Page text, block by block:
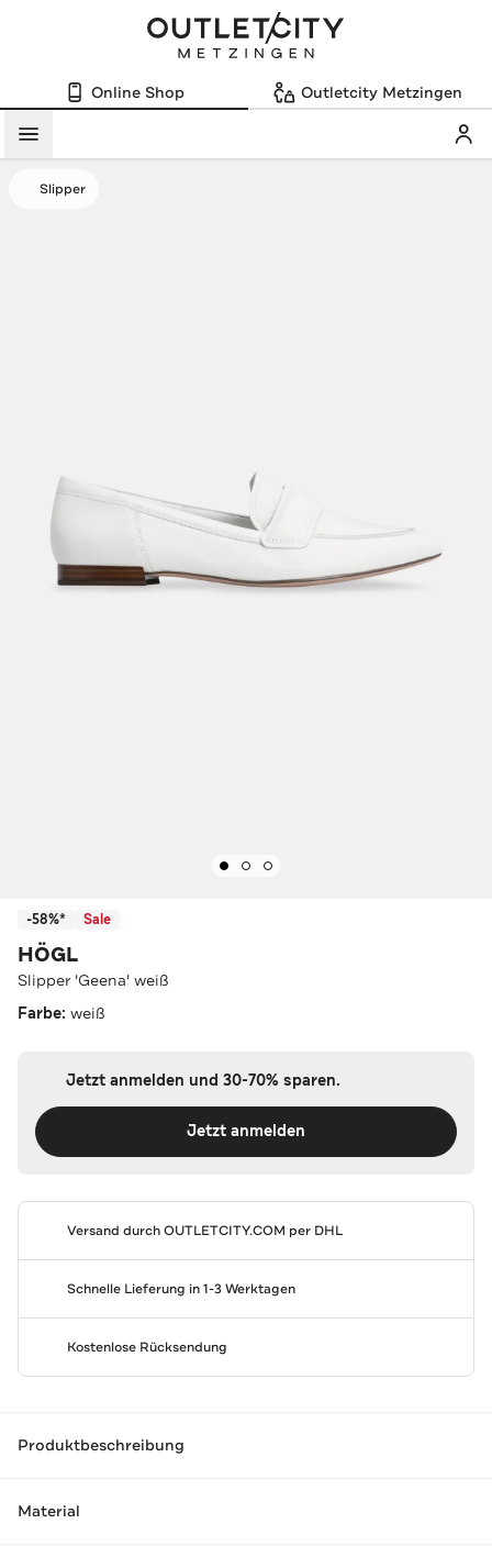
Online Shop Outletcity Metzingen
Menü
Slipper
-58%* Sale
HÖGL
Slipper 'Geena' weiß
Farbe: weiß
Jetzt anmelden und 30-70% sparen.
Jetzt anmelden
Versand durchOUTLETCITY.COM per DHL
Schnelle Lieferung in 1-3 Werktagen
Kostenlose Rücksendung
Produktbeschreibung
Material